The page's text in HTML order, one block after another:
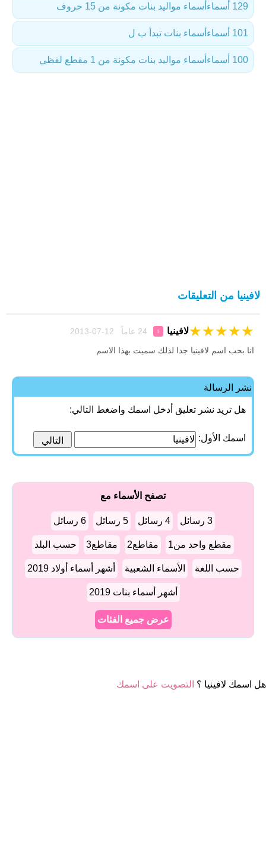
أسماء مواليد بنات مكونة من 15 حروف 129 أسماء
أسماء بنات تبدأ ب ل 101 أسماء
أسماء مواليد بنات مكونة من 1 مقطع لفظي 100 أسماء
لافينيا من التعليقات
لافينيا ♀ ★
★
★
★
★
انا بحب اسم لافينيا جدا لذلك سميت بهذا الاسم
نشر الرسالة
هل تريد نشر تعليق أدخل اسمك واضغط التالي:
اسمك الأول:
تصفح الأسماء مع
3 رسائل 4 رسائل 5 رسائل 6 رسائل
مقطع واحد من1 مقاطع2 مقاطع3 حسب البلد
حسب اللغة الأسماء الشعبية أشهر أسماء أولاد 2019
أشهر أسماء بنات 2019
عرض جميع الفئات
هل اسمك لافينيا ؟ التصويت على اسمك